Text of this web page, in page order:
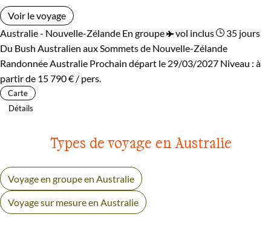
Voir le voyage
Australie - Nouvelle-Zélande En groupe vol inclus
35 jours
Du Bush Australien aux Sommets de Nouvelle-Zélande
Randonnée Australie Prochain départ le 29/03/2027 Niveau : à
partir de 15 790 € / pers.
Carte
Détails
Types de voyage en Australie
Voyage en groupe en Australie
Voyage sur mesure en Australie